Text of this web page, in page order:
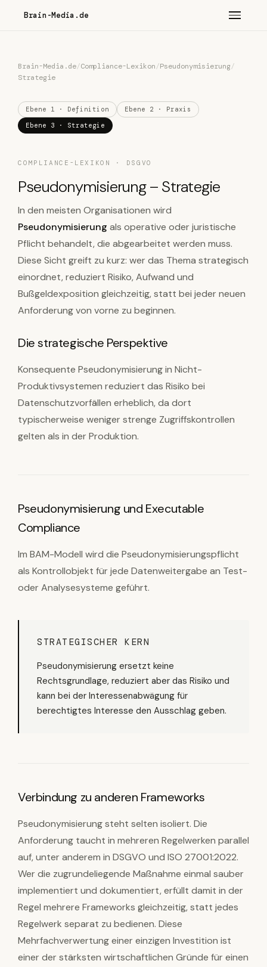
Brain-Media.de
Brain-Media.de/Compliance-Lexikon/Pseudonymisierung/
Strategie
Ebene 1 · Definition
Ebene 2 · Praxis
Ebene 3 · Strategie
COMPLIANCE-LEXIKON · DSGVO
Pseudonymisierung – Strategie
In den meisten Organisationen wird
Pseudonymisierung als operative oder juristische
Pflicht behandelt, die abgearbeitet werden muss.
Diese Sicht greift zu kurz: wer das Thema strategisch
einordnet, reduziert Risiko, Aufwand und
Bußgeldexposition gleichzeitig, statt bei jeder neuen
Anforderung von vorne zu beginnen.
Die strategische Perspektive
Konsequente Pseudonymisierung in Nicht-
Produktivsystemen reduziert das Risiko bei
Datenschutzvorfällen erheblich, da dort
typischerweise weniger strenge Zugriffskontrollen
gelten als in der Produktion.
Pseudonymisierung und Executable
Compliance
Im BAM-Modell wird die Pseudonymisierungspflicht
als Kontrollobjekt für jede Datenweitergabe an Test-
oder Analysesysteme geführt.
STRATEGISCHER KERN
Pseudonymisierung ersetzt keine
Rechtsgrundlage, reduziert aber das Risiko und
kann bei der Interessenabwägung für
berechtigtes Interesse den Ausschlag geben.
Verbindung zu anderen Frameworks
Pseudonymisierung steht selten isoliert. Die
Anforderung taucht in mehreren Regelwerken parallel
auf, unter anderem in DSGVO und ISO 27001:2022.
Wer die zugrundeliegende Maßnahme einmal sauber
implementiert und dokumentiert, erfüllt damit in der
Regel mehrere Frameworks gleichzeitig, statt jedes
Regelwerk separat zu bedienen. Diese
Mehrfachverwertung einer einzigen Investition ist
einer der stärksten wirtschaftlichen Gründe für einen